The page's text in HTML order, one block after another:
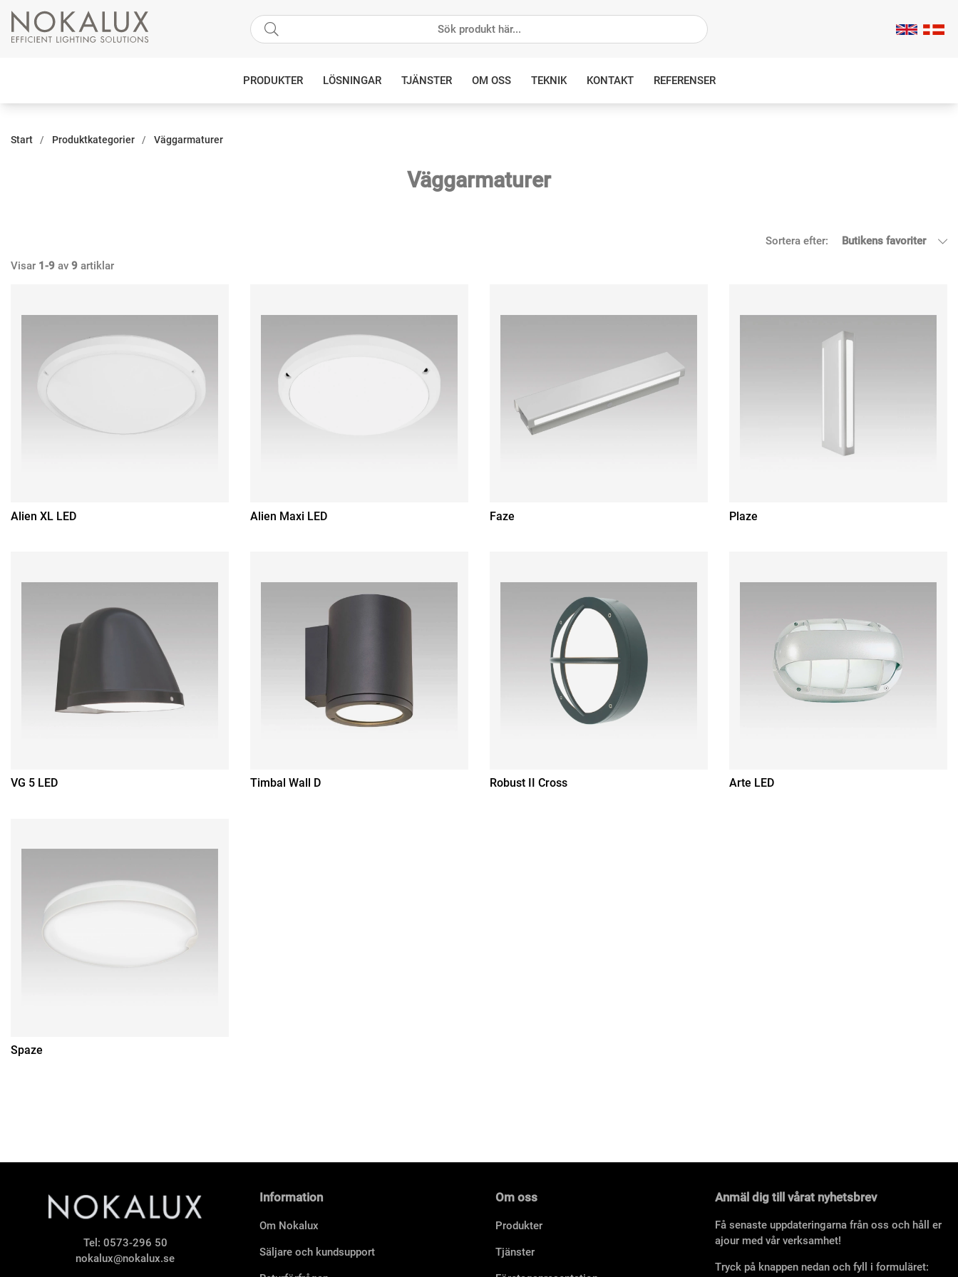
PRODUKTER LÖSNINGAR TJÄNSTER OM OSS TEKNIK KONTAKT REFERENSER
Start Produktkategorier Väggarmaturer
Väggarmaturer
Sortera efter:
Butikens favoriter
Visar 1-9 av 9 artiklar
Alien XL LED Alien Maxi LED Faze Plaze
VG 5 LED Timbal Wall D Robust II Cross Arte LED
Spaze
Tel: 0573-296 50
nokalux@nokalux.se
Information
Om Nokalux
Säljare och kundsupport
Om oss
Produkter
Tjänster
Anmäl dig till vårat nyhetsbrev
Få senaste uppdateringarna från oss och håll er
ajour med vår verksamhet!
Tryck på knappen nedan och fyll i formuläret: